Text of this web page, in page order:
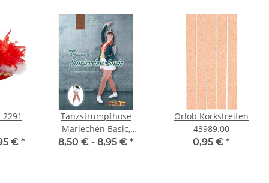
€ *
Tanzstrumpfhose
Mariechen Basic,
Kinder- &
8,50 € - 8,95 € *
Orlob Korkstreifen
43989.00
0,95 € *